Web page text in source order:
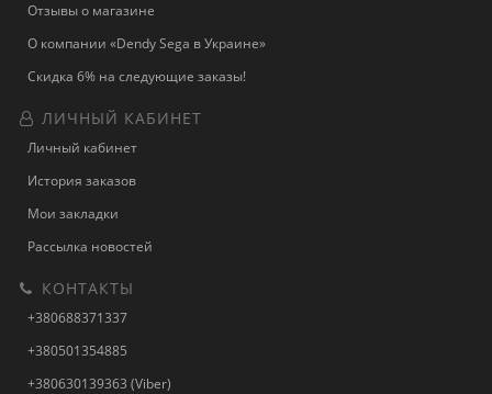
Отзывы о магазине
О компании «Dendy Sega в Украине»
Скидка 6% на следующие заказы!
ЛИЧНЫЙ КАБИНЕТ
Личный кабинет
История заказов
Мои закладки
Рассылка новостей
КОНТАКТЫ
+380688371337
+380501354885
+380630139363 (Viber)